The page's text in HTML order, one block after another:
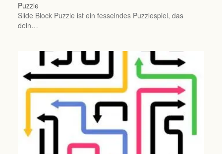
Puzzle
Slide Block Puzzle ist ein fesselndes Puzzlespiel, das
dein…